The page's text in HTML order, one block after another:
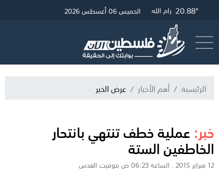
24.98° غزة 21.12° القدس 20.88° رام الله الخميس 06 أغسطس 2026
الرئيسية أهم الأخبار عرض الخبر
خبر: عملية خطف تنتهي بانتحار
الخاطفين الستة
12 فبراير 2015 . الساعة 06:23 ص بتوقيت القدس